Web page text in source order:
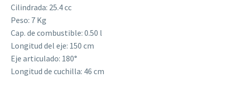
Cilindrada: 25.4 cc
Peso: 7 Kg
Cap. de combustible: 0.50 l
Longitud del eje: 150 cm
Eje articulado: 180°
Longitud de cuchilla: 46 cm